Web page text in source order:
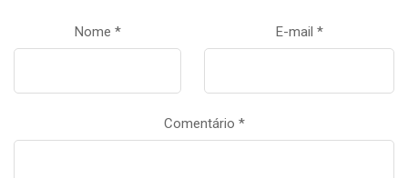
Nome * E-mail *
Comentário *